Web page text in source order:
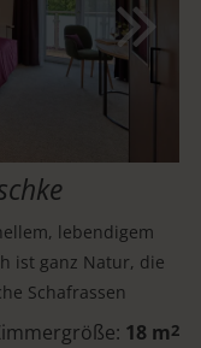
lebendigem
ist ganz Natur, die
Schafrassen
18 m2